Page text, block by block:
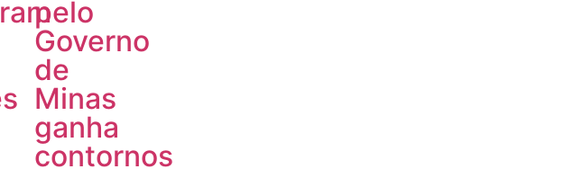
pelo
Governo
de
Minas
ganha
contornos